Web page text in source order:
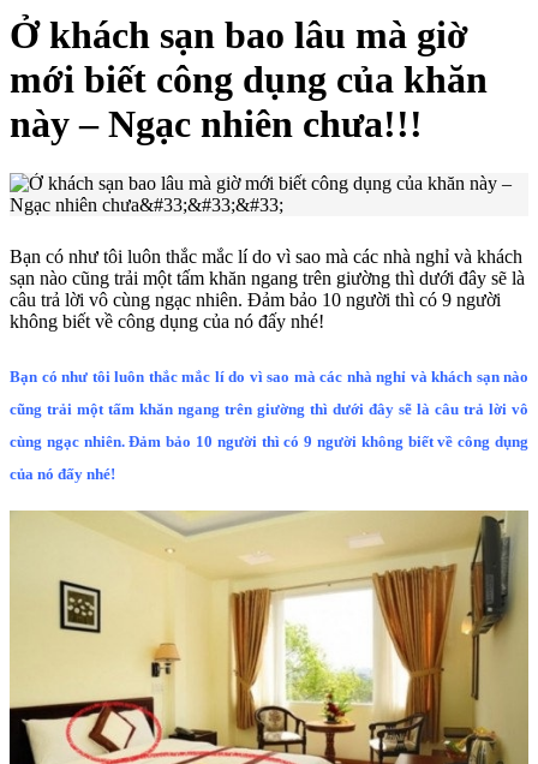
Ở khách sạn bao lâu mà giờ
mới biết công dụng của khăn
này – Ngạc nhiên chưa!!!
Bạn có như tôi luôn thắc mắc lí do vì sao mà các nhà nghỉ và khách
sạn nào cũng trải một tấm khăn ngang trên giường thì dưới đây sẽ là
câu trả lời vô cùng ngạc nhiên. Đảm bảo 10 người thì có 9 người
không biết về công dụng của nó đấy nhé!
Bạn có như tôi luôn thắc mắc lí do vì sao mà các nhà nghỉ và khách sạn nào
cũng trải một tấm khăn ngang trên giường thì dưới đây sẽ là câu trả lời vô
cùng ngạc nhiên. Đảm bảo 10 người thì có 9 người không biết về công dụng
của nó đấy nhé!